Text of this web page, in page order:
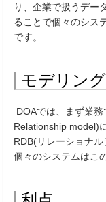
り、企業で扱うデー
ることで個々のシス
です。
モデリン
DOAでは、まず業
Relationship model)
RDB(リレーショナ
個々のシステムはこ